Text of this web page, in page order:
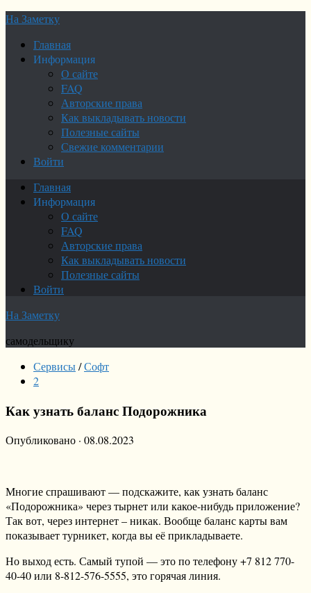
На Заметку
Главная
Информация
О сайте
FAQ
Авторские права
Как выкладывать новости
Полезные сайты
Свежие комментарии
Войти
Главная
Информация
О сайте
FAQ
Авторские права
Как выкладывать новости
Полезные сайты
Войти
На Заметку
самодельщику
Сервисы/Софт
2
Как узнать баланс Подорожника
Опубликовано · 08.08.2023
Многие спрашивают — подскажите, как узнать баланс
«Подорожника» через тырнет или какое-нибудь приложение?
Так вот, через интернет – никак. Вообще баланс карты вам
показывает турникет, когда вы её прикладываете.
Но выход есть. Самый тупой — это по телефону +7 812 770-
40-40 или 8-812-576-5555, это горячая линия.